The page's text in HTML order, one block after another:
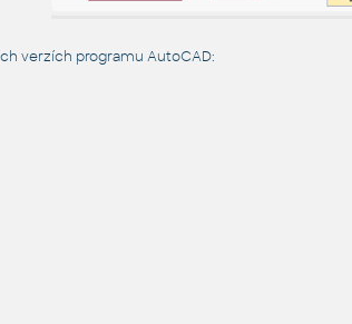
verzích programu AutoCAD: